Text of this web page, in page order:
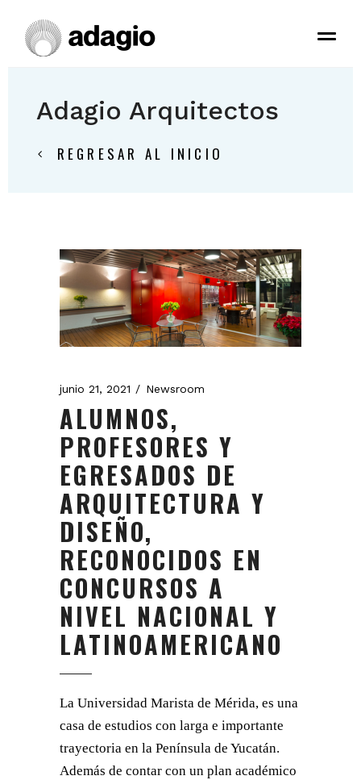
Adagio Arquitectos
REGRESAR AL INICIO
junio 21, 2021 Newsroom
ALUMNOS,
PROFESORES Y
EGRESADOS DE
ARQUITECTURA Y
DISEÑO,
RECONOCIDOS EN
CONCURSOS A
NIVEL NACIONAL Y
LATINOAMERICANO
La Universidad Marista de Mérida, es una
casa de estudios con larga e importante
trayectoria en la Península de Yucatán.
Además de contar con un plan académico